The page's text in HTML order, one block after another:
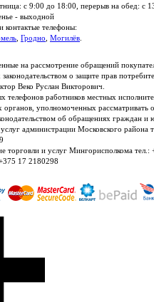
с 9:00 до 18:00, перерыв на обед: с
- выходной
контактые телефоны:
Гродно Могилёв
на рассмотрение обращений
о защите прав
Веко Руслан Викторович.
телефонов работников местных
органов, уполномоченных рассматривать
об обращениях граждан и
администрации Московского района
торговли и услуг Мингорисполкома
17 2180298